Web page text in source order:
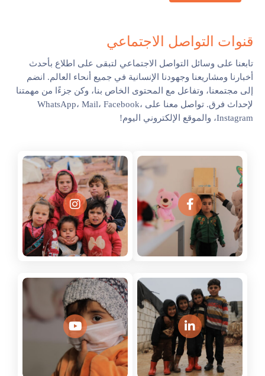
قنوات التواصل الاجتماعي
تابعنا على وسائل التواصل الاجتماعي لتبقى على اطلاع بأحدث
أخبارنا ومشاريعنا وجهودنا الإنسانية في جميع أنحاء العالم. انضم
إلى مجتمعنا، وتفاعل مع المحتوى الخاص بنا، وكن جزءًا من مهمتنا
لإحداث فرق. تواصل معنا على WhatsApp، Mail، Facebook،
Instagram، والموقع الإلكتروني اليوم!